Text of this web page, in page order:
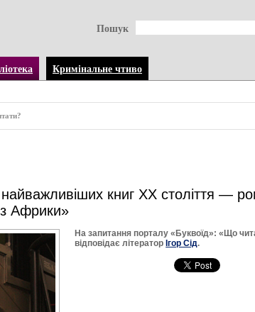
Пошук
Кримінальне чтиво
книг XX століття —
Африки»
На запитання порталу «Буквоїд»: «Що
відповідає літератор Ігор Сід.